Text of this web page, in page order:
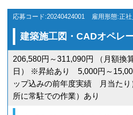
応募コード:20240424001 雇用形態:正社
建築施工図・CADオペレ
206,580円～311,090円 （月額換
日） ※昇給あり 5,000円～
ップ込みの前年度実績 月当た
所に常駐での作業）あり